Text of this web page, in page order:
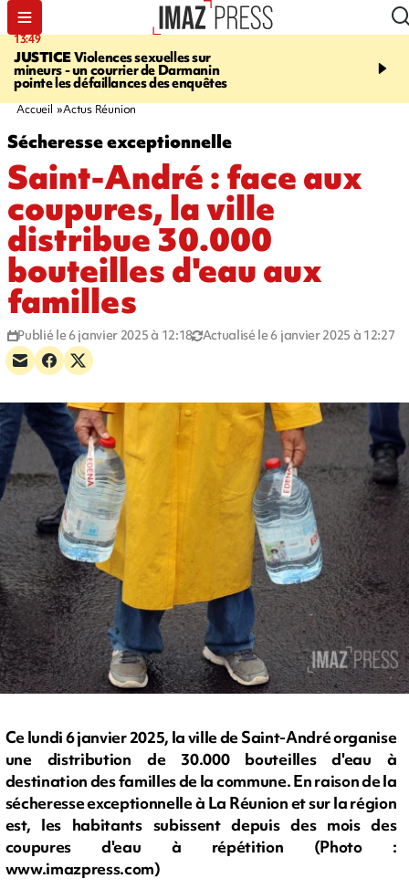
13:49
JUSTICEViolences sexuelles sur
mineurs - un courrier de Darmanin
pointe les défaillances des enquêtes
17:59
Corniche - la route du
Accueil Actus Réunion
Sécheresse exceptionnelle
Saint-André : face aux
coupures, la ville
distribue 30.000
bouteilles d'eau aux
familles
Publié le 6 janvier 2025 à 12:18 Actualisé le 6 janvier 2025 à 12:27
Ce lundi 6 janvier 2025, la ville de Saint-André organise
une distribution de 30.000 bouteilles d'eau à
destination des familles de la commune. En raison de la
sécheresse exceptionnelle à La Réunion et sur la région
est, les habitants subissent depuis des mois des
coupures d'eau à répétition (Photo :
www.imazpress.com)